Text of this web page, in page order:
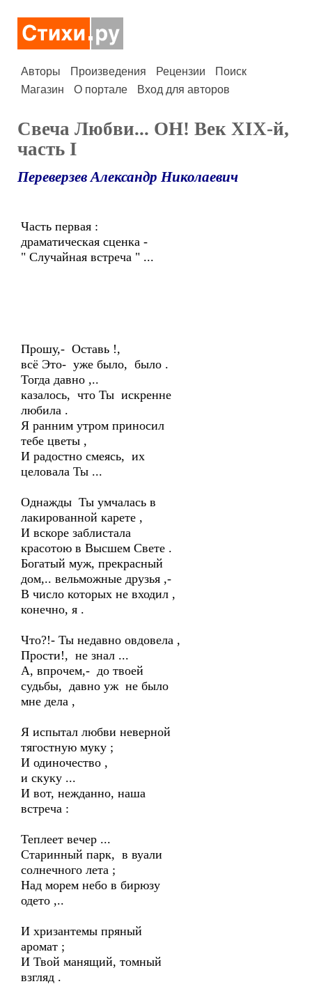
Авторы Произведения Рецензии
Поиск
Магазин
О портале Вход для авторов
Свеча Любви... ОН! Век XIX-й,
часть I
Переверзев Александр Николаевич
Часть первая :
драматическая сценка -
" Случайная встреча " ...
Прошу,- Оставь !,
всё Это- уже было, было .
Тогда давно ,..
казалось, что Ты искренне
любила .
Я ранним утром приносил
тебе цветы ,
И радостно смеясь, их
целовала Ты ...
Однажды Ты умчалась в
лакированной карете ,
И вскоре заблистала
красотою в Высшем Свете .
Богатый муж, прекрасный
дом,.. вельможные друзья ,-
В число которых не входил ,
конечно, я .
Что?!- Ты недавно овдовела ,
Прости!, не знал ...
А, впрочем,- до твоей
судьбы, давно уж не было
мне дела ,
Я испытал любви неверной
тягостную муку ;
И одиночество ,
и скуку ...
И вот, нежданно, наша
встреча :
Теплеет вечер ...
Старинный парк, в вуали
солнечного лета ;
Над морем небо в бирюзу
одето ,..
И хризантемы пряный
аромат ;
И Твой манящий, томный
взгляд .